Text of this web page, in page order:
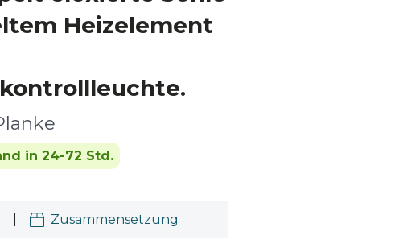
Heizelement
in 24-72 Std.
Zusammensetzung